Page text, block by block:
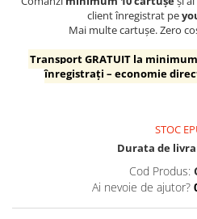
Solid-State Drive (SSD)
Laptopuri / Notebook-uri
Alimentatoare Laptopuri
Laptop / Notebook REFURBISHED
Docking Station / Hub-uri
client înregistrat pe
Mai multe cartușe. Zero
Transport GRATUIT la
înregistrați – economie
STOC
Durata de
Cod Produs:
Ai nevoie de ajutor?